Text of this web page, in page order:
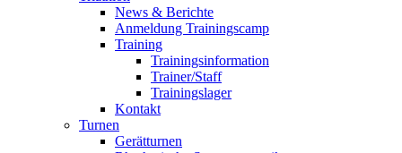
News & Berichte
Anmeldung Trainingscamp
Training
Trainingsinformation
Trainer/Staff
Trainingslager
Kontakt
Turnen
Gerätturnen